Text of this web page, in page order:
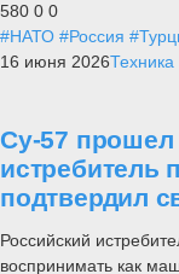
580 0 0
#НАТО #Россия
16 июня 2026Техника
Су-57
истребитель
подтвердил
Российский
воспринимать как